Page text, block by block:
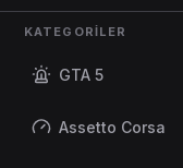
KATEGORILER
GTA 5
Assetto Corsa